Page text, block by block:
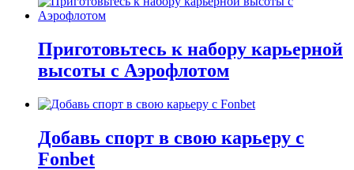
Приготовьтесь к набору карьерной
высоты с Аэрофлотом
Добавь спорт в свою карьеру с
Fonbet